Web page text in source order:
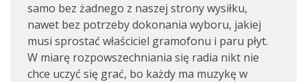
samo bez żadnego z naszej strony wysiłku,
nawet bez potrzeby dokonania wyboru, jakiej
musi sprostać właściciel gramofonu i paru płyt.
W miarę rozpowszechniania się radia nikt nie
chce uczyć się grać, bo każdy ma muzykę w